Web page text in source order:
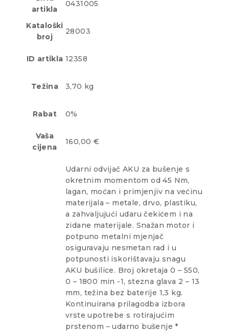
artikla
0431005
Kataloški
broj
28003
ID artikla 12358
Težina 3,70 kg
Rabat 0%
Vaša
cijena
160,00 €
Udarni odvijač AKU za bušenje s
okretnim momentom od 45 Nm,
lagan, moćan i primjenjiv na većinu
materijala – metale, drvo, plastiku,
a zahvaljujući udaru čekićem i na
zidane materijale. Snažan motor i
potpuno metalni mjenjač
osiguravaju nesmetan rad i u
potpunosti iskorištavaju snagu
AKU bušilice. Broj okretaja 0 – 550,
0 – 1800 min -1, stezna glava 2 – 13
mm, težina bez baterije 1,3 kg.
Kontinuirana prilagodba izbora
vrste upotrebe s rotirajućim
prstenom – udarno bušenje *